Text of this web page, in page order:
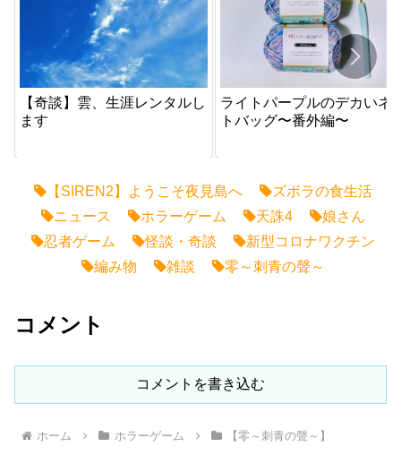
【奇談】雲、生涯レンタルし
ます
ライトパープルのデカいネ
トバッグ〜番外編〜
【SIREN2】ようこそ夜見島へ
ズボラの食生活
ニュース
ホラーゲーム 天誅4
娘さん
忍者ゲーム
怪談・奇談
新型コロナワクチン
編み物
雑談 零～刺青の聲～
コメント
コメントを書き込む
ホーム ホラーゲーム 【零～刺青の聲～】